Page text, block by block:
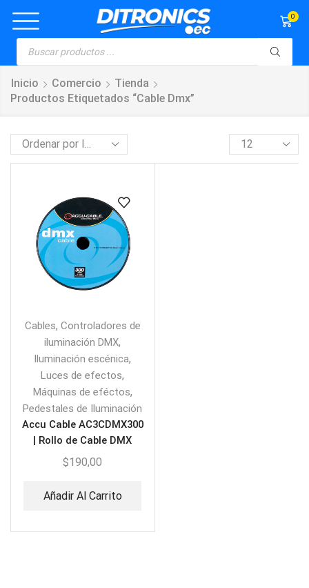
0
Inicio Comercio
Tienda
Productos Etiquetados “cable Dmx”
Cables, Controladores de
iluminación DMX,
Iluminación escénica,
Luces de efectos,
Máquinas de eféctos,
Pedestales de Iluminación
Accu Cable AC3CDMX300
| Rollo de Cable DMX
$190,00
Añadir Al Carrito